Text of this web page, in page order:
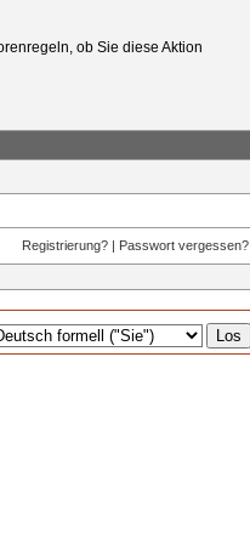
ob Sie diese Aktion
Registrierung? | Passwort vergessen?